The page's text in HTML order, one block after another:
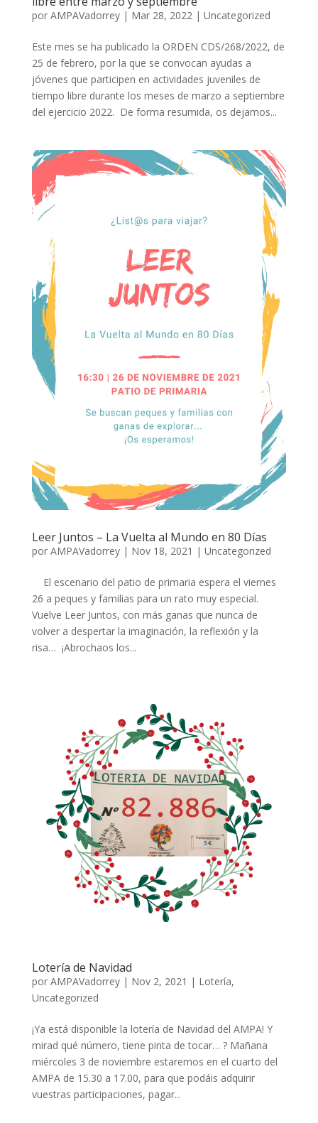
por AMPAVadorrey| Mar 28, 2022| Uncategorized
Este mes se ha publicado la ORDEN CDS/268/2022, de
25 de febrero, por la que se convocan ayudas a
jóvenes que participen en actividades juveniles de
tiempo libre durante los meses de marzo a septiembre
del ejercicio 2022. De forma resumida, os dejamos...
Leer Juntos – La Vuelta al Mundo en 80 Días
por AMPAVadorrey| Nov 18, 2021 | Uncategorized
El escenario del patio de primaria espera el viernes
26 a peques y familias para un rato muy especial.
Vuelve Leer Juntos, con más ganas que nunca de
volver a despertar la imaginación, la reflexión y la
risa… ¡Abrochaos los...
Lotería de Navidad
por AMPAVadorrey| Nov 2, 2021 | Lotería,
Uncategorized
¡Ya está disponible la lotería de Navidad del AMPA! Y
mirad qué número, tiene pinta de tocar… ? Mañana
miércoles 3 de noviembre estaremos en el cuarto del
AMPA de 15.30 a 17.00, para que podáis adquirir
vuestras participaciones, pagar...